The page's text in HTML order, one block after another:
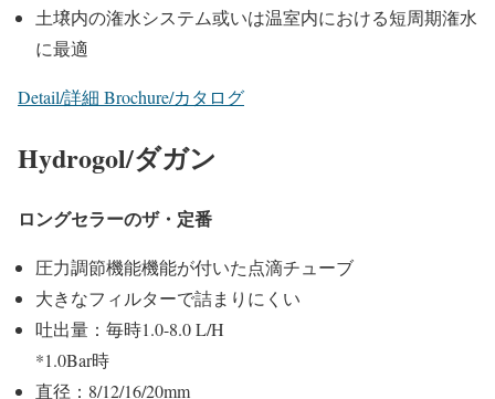
土壌内の潅水システム或いは温室内における短周期潅水
に最適
Detail/詳細 Brochure/カタログ
Hydrogol/ダガン
ロングセラーのザ・定番
圧力調節機能機能が付いた点滴チューブ
大きなフィルターで詰まりにくい
吐出量：毎時1.0-8.0 L/H
*1.0Bar時
直径：8/12/16/20mm